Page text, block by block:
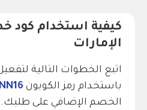
كيفية استخدام كود
الإمارات
اتبع الخطوات التالية
باستخدام رمز الكوبون
الخصم الإضافي على طلبك.